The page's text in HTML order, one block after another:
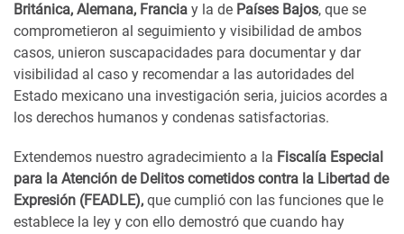
Británica, Alemana, Francia y la de Países Bajos, que se
comprometieron al seguimiento y visibilidad de ambos
casos, unieron suscapacidades para documentar y dar
visibilidad al caso y recomendar a las autoridades del
Estado mexicano una investigación seria, juicios acordes a
los derechos humanos y condenas satisfactorias.
Extendemos nuestro agradecimiento a la Fiscalía Especial
para la Atención de Delitos cometidos contra la Libertad de
Expresión (FEADLE), que cumplió con las funciones que le
establece la ley y con ello demostró que cuando hay